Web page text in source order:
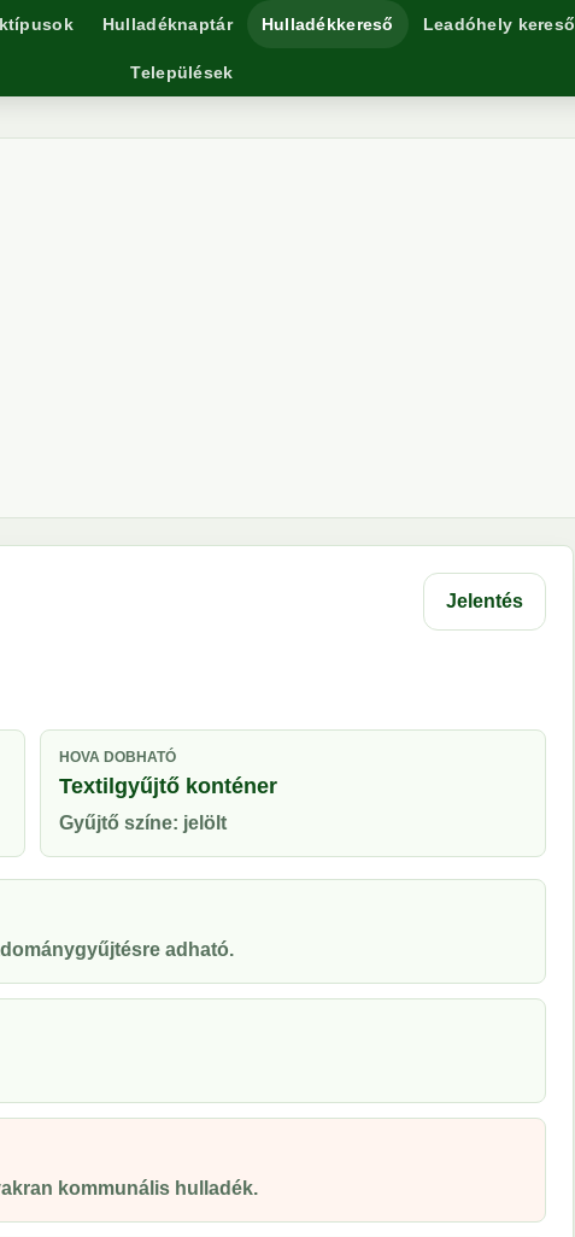
Hulladéknaptár Hulladékkereső Leadóhely kereső
Települések
Jelentés
HOVA DOBHATÓ
Textilgyűjtő konténer
Gyűjtő színe: jelölt
adható.
kommunális hulladék.